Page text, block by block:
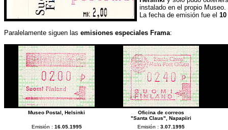
instalado en el propio Museo.
La fecha de emisión fue el
Paralelamente siguen las emisiones especiales Frama:
Museo Postal, Helsinki
Oficina de correos
"Santa Claus", Napapiiri
Emisión : 16.05.1995 Emisión : 3.07.1995